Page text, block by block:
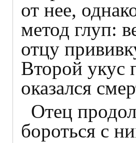
от нее,
метод глуп:
отцу
Второй укус
оказался
Отец
бороться с